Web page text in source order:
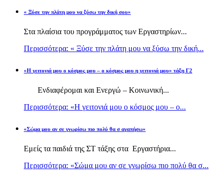
« Ξύσε την πλάτη μου να ξύσω την δική σου»
Στα πλαίσια του προγράμματος των Εργαστηρίων...
Περισσότερα: « Ξύσε την πλάτη μου να ξύσω την δική...
«Η γειτονιά μου ο κόσμος μου – ο κόσμος μου η γειτονιά μου» τάξη Γ2
Ενδιαφέρομαι και Ενεργώ – Κοινωνική...
Περισσότερα: «Η γειτονιά μου ο κόσμος μου – ο...
«Σώμα μου αν σε γνωρίσω πιο πολύ θα σ αγαπήσω»
Εμείς τα παιδιά της ΣΤ τάξης στα Εργαστήρια...
Περισσότερα: «Σώμα μου αν σε γνωρίσω πιο πολύ θα σ...